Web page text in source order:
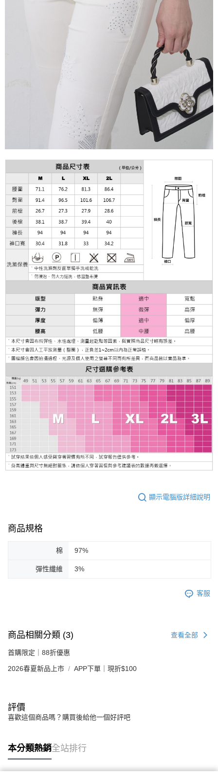
顯示電腦版詳細說明
商品規格
棉 97%
彈性纖維 3%
客服
商品相關分類 (3) 查看全部
首購限定｜88折優惠
2026春夏新品上市 APP下單｜現折$100
評價
喜歡這個商品嗎？購買後給他一個好評吧
本分類熱銷全站排行